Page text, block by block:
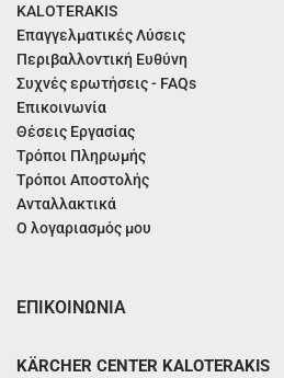
KALOTERAKIS
Επαγγελματικές Λύσεις
Περιβαλλοντική Ευθύνη
Συχνές ερωτήσεις - FAQs
Επικοινωνία
Θέσεις Εργασίας
Τρόποι Πληρωμής
Τρόποι Αποστολής
Ανταλλακτικά
Ο λογαριασμός μου
ΕΠΙΚΟΙΝΩΝΙΑ
KÄRCHER CENTER KALOTERAKIS